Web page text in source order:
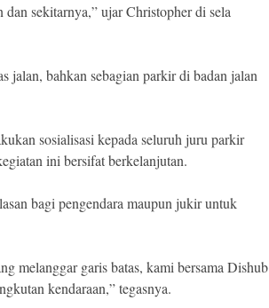
sekitarnya,” ujar Christopher di sela
jalan, bahkan sebagian parkir di badan jalan
sosialisasi kepada seluruh juru parkir
ini bersifat berkelanjutan.
bagi pengendara maupun jukir untuk
melanggar garis batas, kami bersama Dishub
kendaraan,” tegasnya.